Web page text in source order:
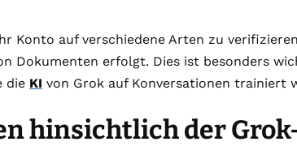
Konto auf verschiedene Arten zu
Dokumenten erfolgt. Dies ist besonders
die KI von Grok auf Konversationen trainiert
hinsichtlich der